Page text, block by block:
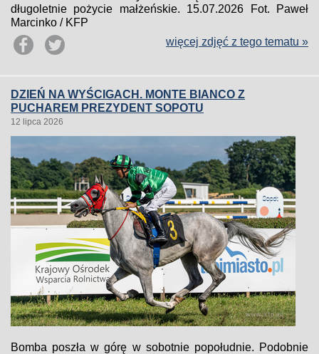
długoletnie pożycie małżeńskie. 15.07.2026 Fot. Paweł
Marcinko / KFP
więcej zdjęć z tego tematu »
DZIEŃ NA WYŚCIGACH. MONTE BIANCO Z
PUCHAREM PREZYDENT SOPOTU
12 lipca 2026
Bomba poszła w górę w sobotnie popołudnie. Podobnie